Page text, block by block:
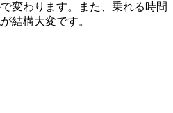
変わります。また、乗れる時間
結構大変です。